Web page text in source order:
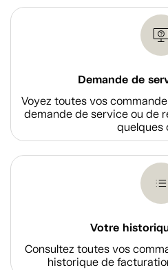
Demande de
Voyez toutes vos
demande de service ou de
quelques
Votre
Consultez toutes vos
historique de